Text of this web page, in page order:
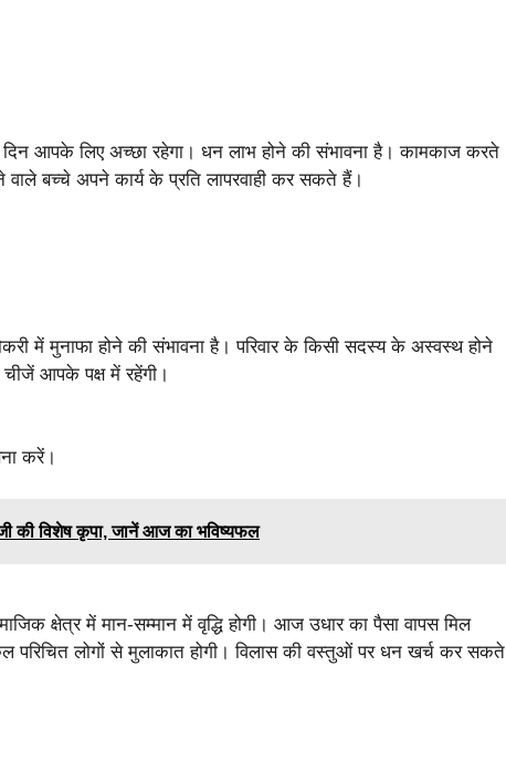
आपके लिए अच्छा रहेगा। धन लाभ होने की संभावना है। कामकाज करते
बच्चे अपने कार्य के प्रति लापरवाही कर सकते हैं।
में मुनाफा होने की संभावना है। परिवार के किसी सदस्य के अस्वस्थ होने
आपके पक्ष में रहेंगी।
करें।
की विशेष कृपा, जानें आज का भविष्यफल
क्षेत्र में मान-सम्मान में वृद्धि होगी। आज उधार का पैसा वापस मिल
लोगों से मुलाकात होगी। विलास की वस्तुओं पर धन खर्च कर सकते